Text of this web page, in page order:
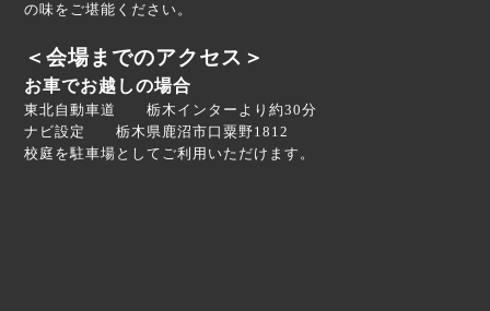
の味をご堪能ください。
＜会場までのアクセス＞
お車でお越しの場合
東北自動車道 栃木インターより約30分
ナビ設定 栃木県鹿沼市口粟野1812
校庭を駐車場としてご利用いただけます。